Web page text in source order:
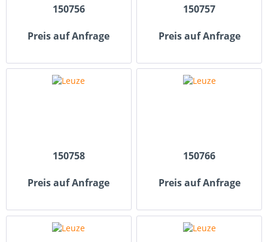
150756
Preis auf Anfrage
150757
Preis auf Anfrage
150758
Preis auf Anfrage
150766
Preis auf Anfrage